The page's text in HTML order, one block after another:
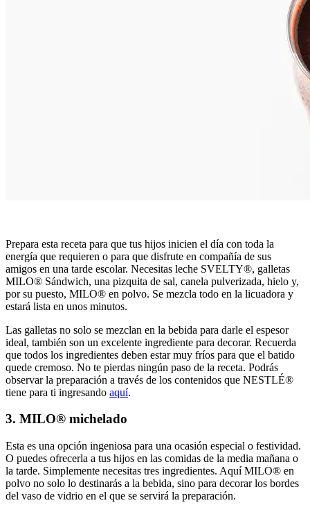
Prepara esta receta para que tus hijos inicien el día con toda la
energía que requieren o para que disfrute en compañía de sus
amigos en una tarde escolar. Necesitas leche SVELTY®, galletas
MILO® Sándwich, una pizquita de sal, canela pulverizada, hielo y,
por su puesto, MILO® en polvo. Se mezcla todo en la licuadora y
estará lista en unos minutos.
Las galletas no solo se mezclan en la bebida para darle el espesor
ideal, también son un excelente ingrediente para decorar. Recuerda
que todos los ingredientes deben estar muy fríos para que el batido
quede cremoso. No te pierdas ningún paso de la receta. Podrás
observar la preparación a través de los contenidos que NESTLÉ®
tiene para ti ingresando aquí.
3. MILO® michelado
Esta es una opción ingeniosa para una ocasión especial o festividad.
O puedes ofrecerla a tus hijos en las comidas de la media mañana o
la tarde. Simplemente necesitas tres ingredientes. Aquí MILO® en
polvo no solo lo destinarás a la bebida, sino para decorar los bordes
del vaso de vidrio en el que se servirá la preparación.